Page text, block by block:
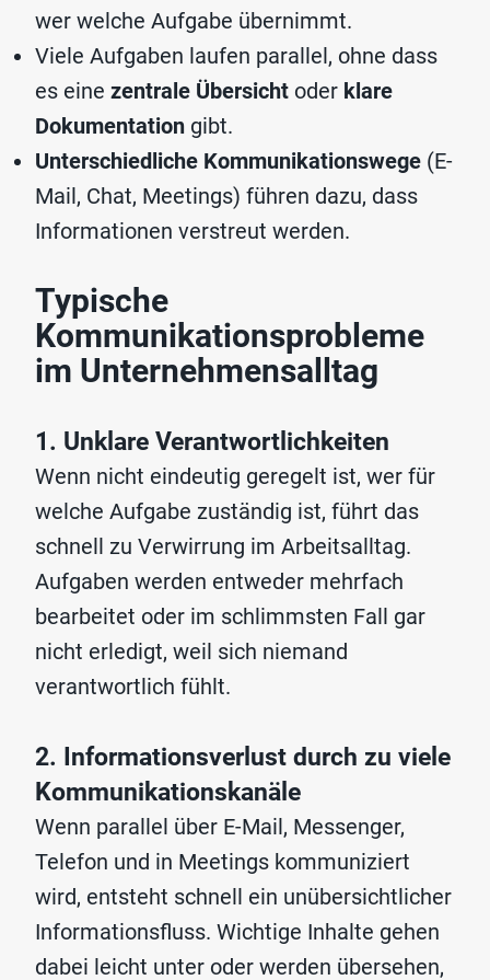
wer welche Aufgabe übernimmt.
Viele Aufgaben laufen parallel, ohne dass
es eine zentrale Übersicht oder klare
Dokumentation gibt.
Unterschiedliche Kommunikationswege (E-
Mail, Chat, Meetings) führen dazu, dass
Informationen verstreut werden.
Typische
Kommunikationsprobleme
im Unternehmensalltag
1. Unklare Verantwortlichkeiten
Wenn nicht eindeutig geregelt ist, wer für
welche Aufgabe zuständig ist, führt das
schnell zu Verwirrung im Arbeitsalltag.
Aufgaben werden entweder mehrfach
bearbeitet oder im schlimmsten Fall gar
nicht erledigt, weil sich niemand
verantwortlich fühlt.
2. Informationsverlust durch zu viele
Kommunikationskanäle
Wenn parallel über E-Mail, Messenger,
Telefon und in Meetings kommuniziert
wird, entsteht schnell ein unübersichtlicher
Informationsfluss. Wichtige Inhalte gehen
dabei leicht unter oder werden übersehen,